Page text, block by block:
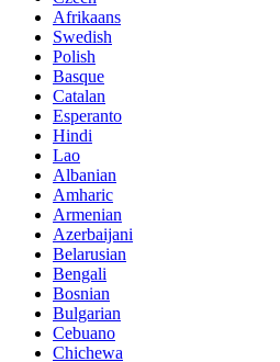
Afrikaans
Swedish
Polish
Basque
Catalan
Esperanto
Hindi
Lao
Albanian
Amharic
Armenian
Azerbaijani
Belarusian
Bengali
Bosnian
Bulgarian
Cebuano
Chichewa